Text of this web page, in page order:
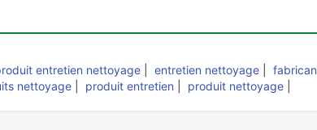
entretien nettoyage entretien nettoyage fabrican
nettoyage produit entretien produit nettoyage